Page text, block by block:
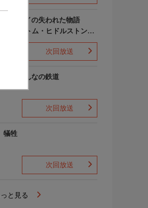
ポンペイの失われた物語
WITH トム・ヒドルストン
声:平川大輔
次回放送
新・みんなの鉄道
次回放送
犠牲
次回放送
っと見る